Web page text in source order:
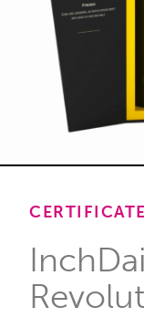
CERTIFICATE